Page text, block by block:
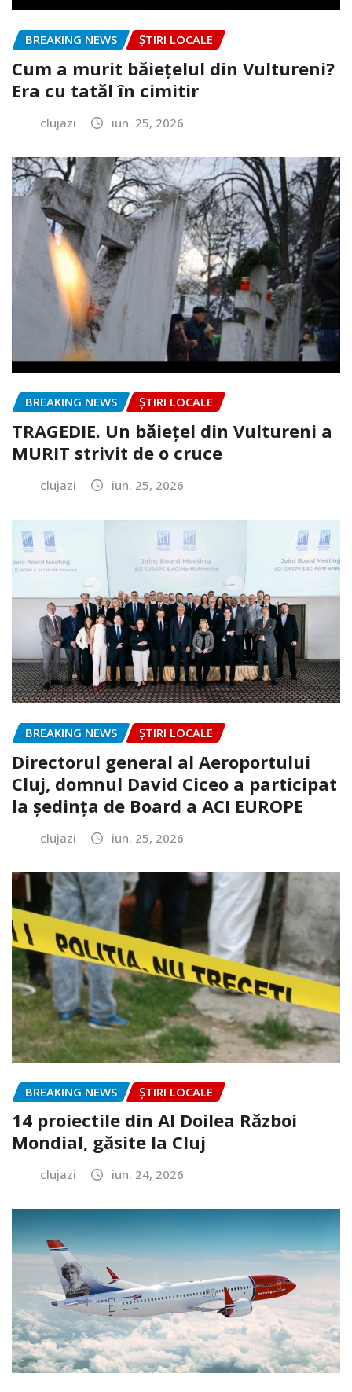
BREAKING NEWS ȘTIRI LOCALE
Cum a murit băiețelul din Vultureni?
Era cu tatăl în cimitir
clujazi iun. 25, 2026
BREAKING NEWS ȘTIRI LOCALE
TRAGEDIE. Un băiețel din Vultureni a
MURIT strivit de o cruce
clujazi iun. 25, 2026
BREAKING NEWS ȘTIRI LOCALE
Directorul general al Aeroportului
Cluj, domnul David Ciceo a participat
la ședința de Board a ACI EUROPE
clujazi iun. 25, 2026
BREAKING NEWS ȘTIRI LOCALE
14 proiectile din Al Doilea Război
Mondial, găsite la Cluj
clujazi iun. 24, 2026